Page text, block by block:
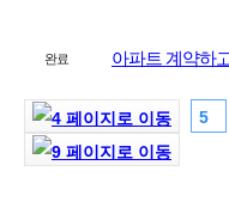
완료 아파트 계약하
5